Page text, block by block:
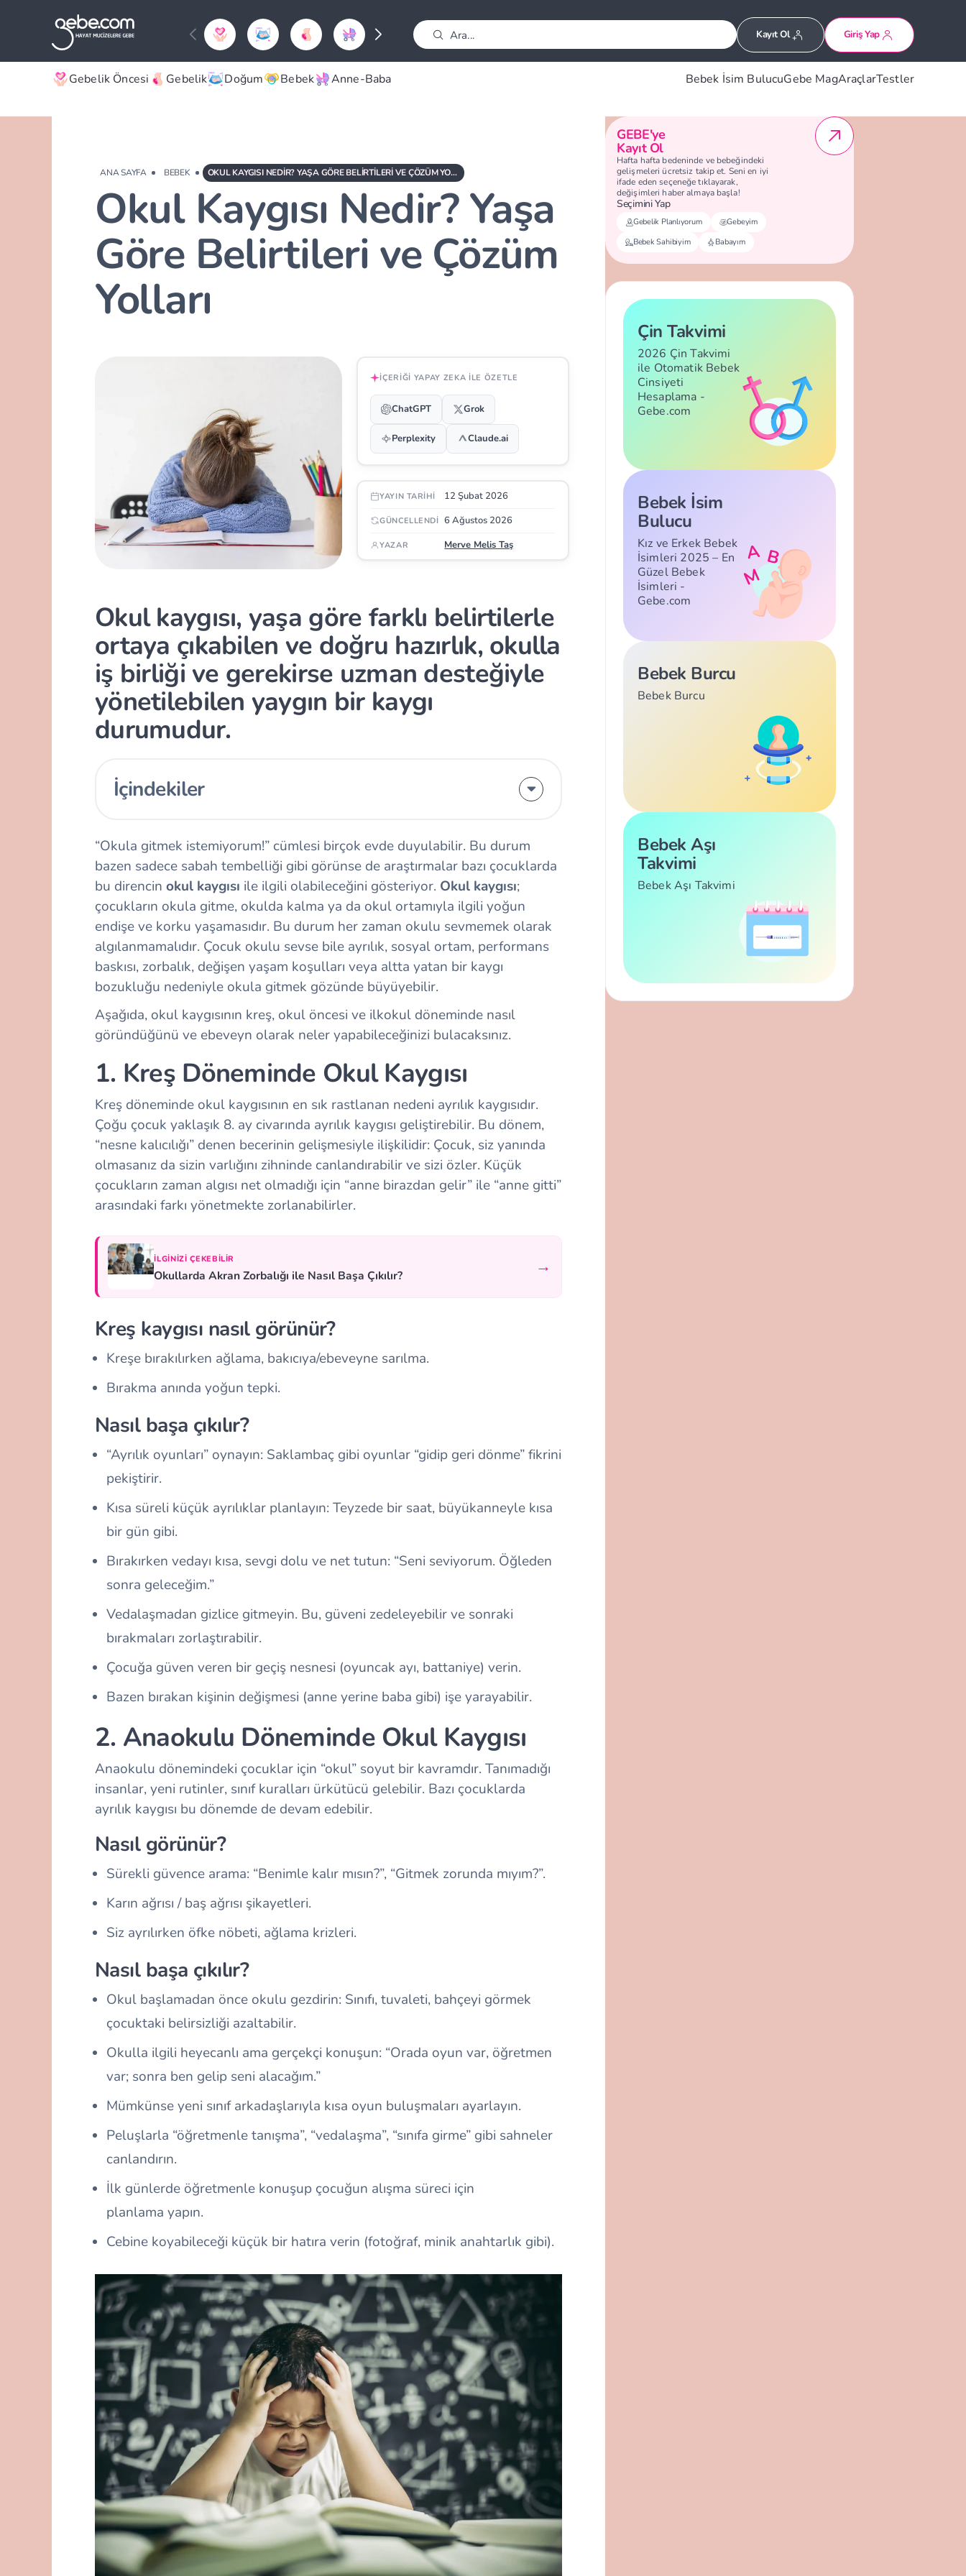
Kayıt Ol Giriş Yap
Gebelik Öncesi Gebelik Doğum Bebek Anne-Baba Bebek İsim BulucuGebe MagAraçlarTestler
ANA SAYFA BEBEK OKUL KAYGISI NEDIR? YAŞA GÖRE BELIRTILERI VE ÇÖZÜM YOLLARI
Okul Kaygısı Nedir? Yaşa
Göre Belirtileri ve Çözüm
Yolları
İÇERIĞI YAPAY ZEKA ILE ÖZETLE
ChatGPT Grok
Perplexity Claude.ai
YAYIN TARIHI 12 Şubat 2026
GÜNCELLENDI 6 Ağustos 2026
YAZAR Merve Melis Taş
Okul kaygısı, yaşa göre farklı belirtilerle
ortaya çıkabilen ve doğru hazırlık, okulla
iş birliği ve gerekirse uzman desteğiyle
yönetilebilen yaygın bir kaygı
durumudur.
İçindekiler
“Okula gitmek istemiyorum!” cümlesi birçok evde duyulabilir. Bu durum
bazen sadece sabah tembelliği gibi görünse de araştırmalar bazı çocuklarda
bu direncin okul kaygısı ile ilgili olabileceğini gösteriyor. Okul kaygısı;
çocukların okula gitme, okulda kalma ya da okul ortamıyla ilgili yoğun
endişe ve korku yaşamasıdır. Bu durum her zaman okulu sevmemek olarak
algılanmamalıdır. Çocuk okulu sevse bile ayrılık, sosyal ortam, performans
baskısı, zorbalık, değişen yaşam koşulları veya altta yatan bir kaygı
bozukluğu nedeniyle okula gitmek gözünde büyüyebilir.
Aşağıda, okul kaygısının kreş, okul öncesi ve ilkokul döneminde nasıl
göründüğünü ve ebeveyn olarak neler yapabileceğinizi bulacaksınız.
1. Kreş Döneminde Okul Kaygısı
Kreş döneminde okul kaygısının en sık rastlanan nedeni ayrılık kaygısıdır.
Çoğu çocuk yaklaşık 8. ay civarında ayrılık kaygısı geliştirebilir. Bu dönem,
“nesne kalıcılığı” denen becerinin gelişmesiyle ilişkilidir: Çocuk, siz yanında
olmasanız da sizin varlığını zihninde canlandırabilir ve sizi özler. Küçük
çocukların zaman algısı net olmadığı için “anne birazdan gelir” ile “anne gitti”
arasındaki farkı yönetmekte zorlanabilirler.
İLGINIZI ÇEKEBILIR
Okullarda Akran Zorbalığı ile Nasıl Başa Çıkılır? →
Kreş kaygısı nasıl görünür?
Kreşe bırakılırken ağlama, bakıcıya/ebeveyne sarılma.
Bırakma anında yoğun tepki.
Nasıl başa çıkılır?
“Ayrılık oyunları” oynayın: Saklambaç gibi oyunlar “gidip geri dönme” fikrini
pekiştirir.
Kısa süreli küçük ayrılıklar planlayın: Teyzede bir saat, büyükanneyle kısa
bir gün gibi.
Bırakırken vedayı kısa, sevgi dolu ve net tutun: “Seni seviyorum. Öğleden
sonra geleceğim.”
Vedalaşmadan gizlice gitmeyin. Bu, güveni zedeleyebilir ve sonraki
bırakmaları zorlaştırabilir.
Çocuğa güven veren bir geçiş nesnesi (oyuncak ayı, battaniye) verin.
Bazen bırakan kişinin değişmesi (anne yerine baba gibi) işe yarayabilir.
2. Anaokulu Döneminde Okul Kaygısı
Anaokulu dönemindeki çocuklar için “okul” soyut bir kavramdır. Tanımadığı
insanlar, yeni rutinler, sınıf kuralları ürkütücü gelebilir. Bazı çocuklarda
ayrılık kaygısı bu dönemde de devam edebilir.
Nasıl görünür?
Sürekli güvence arama: “Benimle kalır mısın?”, “Gitmek zorunda mıyım?”.
Karın ağrısı / baş ağrısı şikayetleri.
Siz ayrılırken öfke nöbeti, ağlama krizleri.
Nasıl başa çıkılır?
Okul başlamadan önce okulu gezdirin: Sınıfı, tuvaleti, bahçeyi görmek
çocuktaki belirsizliği azaltabilir.
Okulla ilgili heyecanlı ama gerçekçi konuşun: “Orada oyun var, öğretmen
var; sonra ben gelip seni alacağım.”
Mümkünse yeni sınıf arkadaşlarıyla kısa oyun buluşmaları ayarlayın.
Peluşlarla “öğretmenle tanışma”, “vedalaşma”, “sınıfa girme” gibi sahneler
canlandırın.
İlk günlerde öğretmenle konuşup çocuğun alışma süreci için
planlama yapın.
Cebine koyabileceği küçük bir hatıra verin (fotoğraf, minik anahtarlık gibi).
GEBE'ye
Kayıt Ol
Hafta hafta bedeninde ve bebeğindeki
gelişmeleri ücretsiz takip et. Seni en iyi
ifade eden seçeneğe tıklayarak,
değişimleri haber almaya başla!
Seçimini Yap
Gebelik Planlıyorum
Gebeyim
Bebek Sahibiyim
Babayım
Çin Takvimi
2026 Çin Takvimi
ile Otomatik Bebek
Cinsiyeti
Hesaplama -
Gebe.com
Bebek İsim
Bulucu
Kız ve Erkek Bebek
İsimleri 2025 – En
Güzel Bebek
İsimleri -
Gebe.com
Bebek Burcu
Bebek Burcu
Bebek Aşı
Takvimi
Bebek Aşı Takvimi